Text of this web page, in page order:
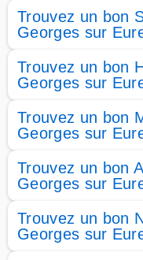
Trouvez un bon
Georges sur
Trouvez un bon
Georges sur
Trouvez un bon
Georges sur
Trouvez un bon
Georges sur
Trouvez un bon
Georges sur